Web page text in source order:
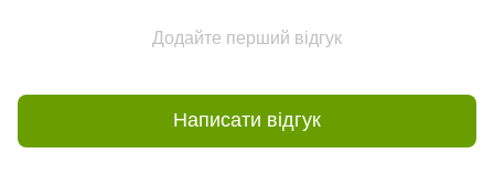
Додайте перший відгук
Написати відгук